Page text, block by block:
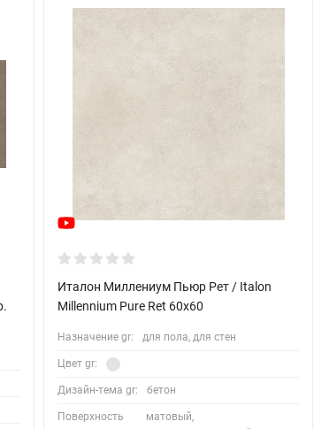
Италон Миллениум Пьюр Рет / Italon
Millennium Pure Ret 60x60
Назначение gr: для пола, для стен
Цвет gr:
Дизайн-тема gr: бетон
Поверхность
матовый,